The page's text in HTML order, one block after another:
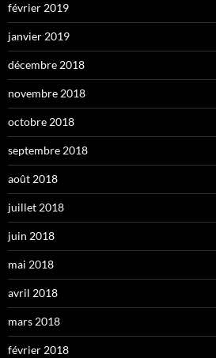
février 2019
janvier 2019
décembre 2018
novembre 2018
octobre 2018
septembre 2018
août 2018
juillet 2018
juin 2018
mai 2018
avril 2018
mars 2018
février 2018